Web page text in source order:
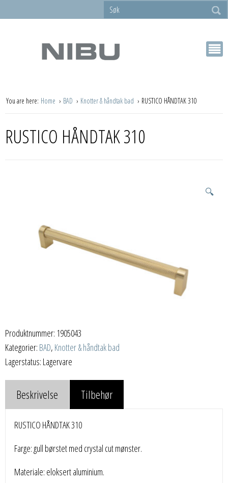
You are here: Home BAD Knotter & håndtak bad RUSTICO HÅNDTAK 310
RUSTICO HÅNDTAK 310
🔍
Produktnummer: 1905043
Kategorier: BAD, Knotter & håndtak bad
Lagerstatus: Lagervare
Beskrivelse Tilbehør
RUSTICO HÅNDTAK 310
Farge: gull børstet med crystal cut mønster.
Materiale: eloksert aluminium.